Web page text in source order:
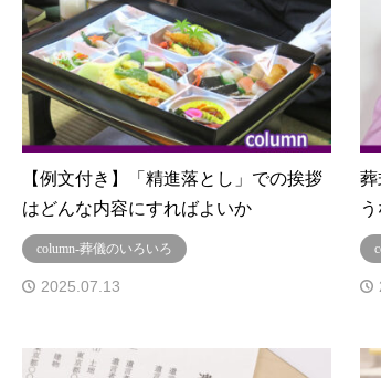
【例文付き】「精進落とし」での挨拶
はどんな内容にすればよいか
column-葬儀のいろいろ
2025.07.13
葬